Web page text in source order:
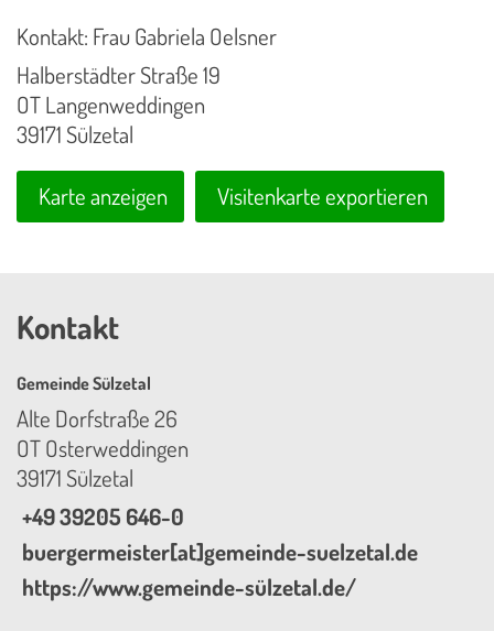
Kontakt: Frau Gabriela Oelsner
Halberstädter Straße 19
OT Langenweddingen
39171 Sülzetal
Karte anzeigen Visitenkarte exportieren
Kontakt
Gemeinde Sülzetal
Alte Dorfstraße 26
OT Osterweddingen
39171 Sülzetal
+49 39205 646-0
buergermeister[at]gemeinde-suelzetal.de
https://www.gemeinde-sülzetal.de/